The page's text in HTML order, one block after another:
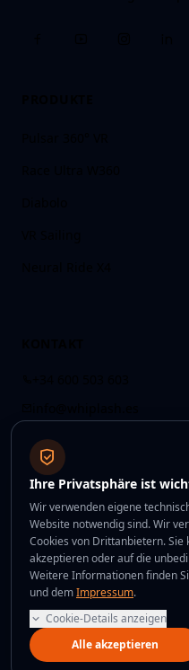
WhatsApp
C/ Gutenberg 7, 08397
Pineda de Mar,
Barcelona
©2026Whiplash
Impressum·
Allgemeine
Ihre Privatsphäre ist
Wir verwenden eigene
Website notwendig sind. Wir
Cookies von Drittanbietern.
akzeptieren oder auf die
Weitere Informationen finden
und demImpressum.
Cookie-Details anzeigen
Alle akzeptieren